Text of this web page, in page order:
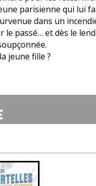
parisienne qui lui
dans un
le passé… et dès le
jeune fille ?